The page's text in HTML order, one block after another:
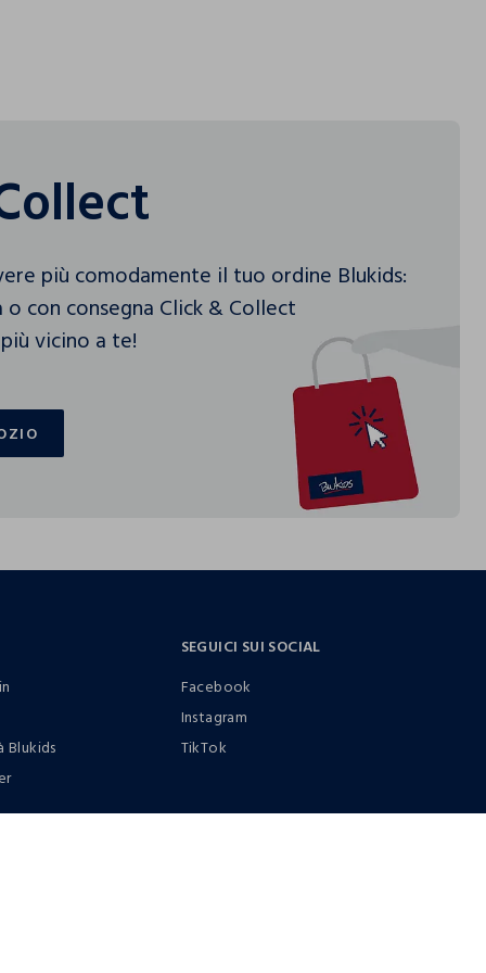
più comodamente il tuo ordine Blukids:
con consegna Click & Collect
vicino a te!
Blukids
SEGUICI SUI SOCIAL
Facebook
Instagram
TikTok